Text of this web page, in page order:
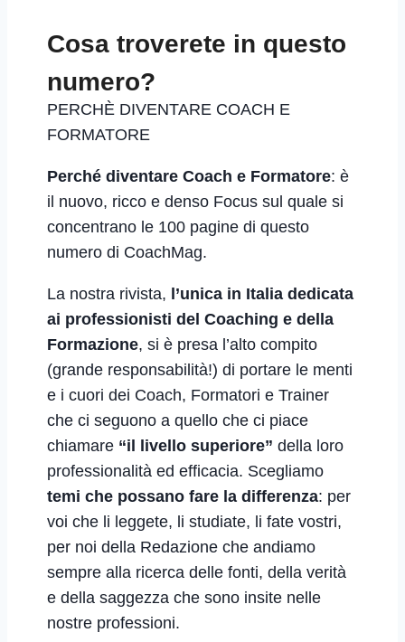
Cosa troverete in questo
numero?
PERCHÈ DIVENTARE COACH E
FORMATORE
Perché diventare Coach e Formatore: è
il nuovo, ricco e denso Focus sul quale si
concentrano le 100 pagine di questo
numero di CoachMag.
La nostra rivista, l’unica in Italia dedicata
ai professionisti del Coaching e della
Formazione, si è presa l’alto compito
(grande responsabilità!) di portare le menti
e i cuori dei Coach, Formatori e Trainer
che ci seguono a quello che ci piace
chiamare “il livello superiore” della loro
professionalità ed efficacia. Scegliamo
temi che possano fare la differenza: per
voi che li leggete, li studiate, li fate vostri,
per noi della Redazione che andiamo
sempre alla ricerca delle fonti, della verità
e della saggezza che sono insite nelle
nostre professioni.